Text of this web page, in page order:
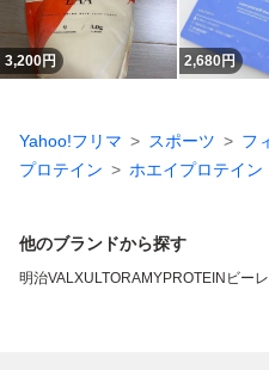
3,200円 2,680円
Yahoo!フリマ スポーツ
フ
プロテイン
ホエイプロテイン
他のブランドから探す
明治VALXULTORAMYPROTEIN ビー